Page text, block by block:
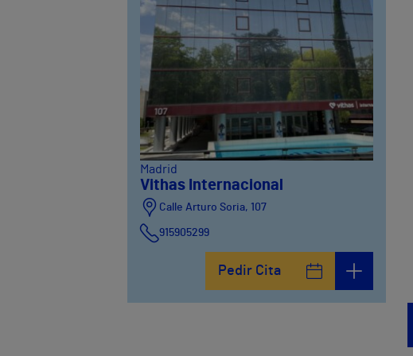
Madrid
Vithas Internacional
Calle Arturo Soria, 107
915905299
Pedir Cita